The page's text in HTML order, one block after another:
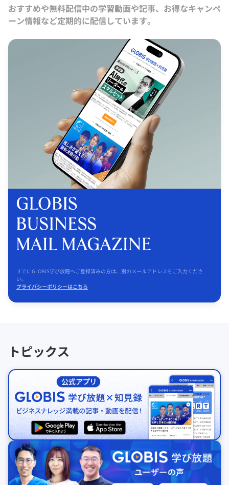
おすすめや無料配信中の学習動画や記事、お得なキャンペ
ーン情報など定期的に配信しています。
すでにGLOBIS学び放題へご登録済みの方は、別のメールアドレスをご入力くださ
い。
プライバシーポリシーはこちら
トピックス